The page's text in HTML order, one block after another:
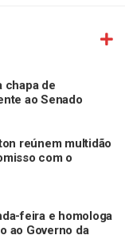
chapa de
ao Senado
reúnem multidão
com o
feira e homologa
ao Governo da